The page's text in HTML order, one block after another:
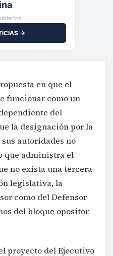
→
en que el
funcionar como un
del
la designación por la
autoridades no
que administra el
no exista una tercera
legislativa, la
como del Defensor
del bloque opositor
proyecto del Ejecutivo